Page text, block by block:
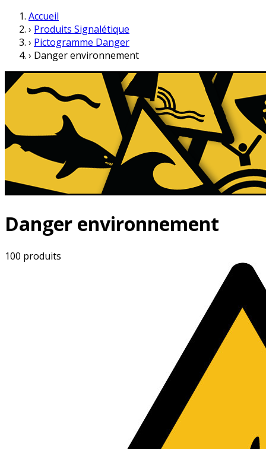
Accueil
› Produits Signalétique
› Pictogramme Danger
› Danger environnement
Danger environnement
100 produits